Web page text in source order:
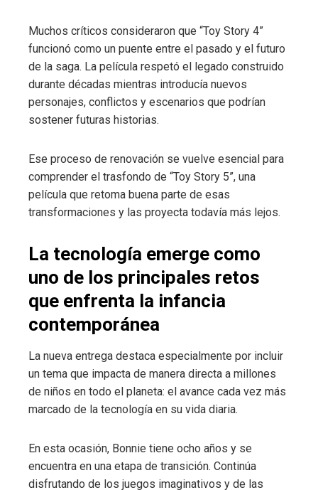
Muchos críticos consideraron que “Toy Story 4”
funcionó como un puente entre el pasado y el futuro
de la saga. La película respetó el legado construido
durante décadas mientras introducía nuevos
personajes, conflictos y escenarios que podrían
sostener futuras historias.
Ese proceso de renovación se vuelve esencial para
comprender el trasfondo de “Toy Story 5”, una
película que retoma buena parte de esas
transformaciones y las proyecta todavía más lejos.
La tecnología emerge como
uno de los principales retos
que enfrenta la infancia
contemporánea
La nueva entrega destaca especialmente por incluir
un tema que impacta de manera directa a millones
de niños en todo el planeta: el avance cada vez más
marcado de la tecnología en su vida diaria.
En esta ocasión, Bonnie tiene ocho años y se
encuentra en una etapa de transición. Continúa
disfrutando de los juegos imaginativos y de las